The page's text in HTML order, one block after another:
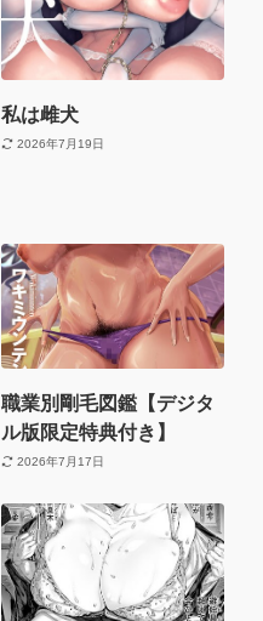
私は雌犬
2026年7月19日
職業別剛毛図鑑【デジタ
ル版限定特典付き】
2026年7月17日